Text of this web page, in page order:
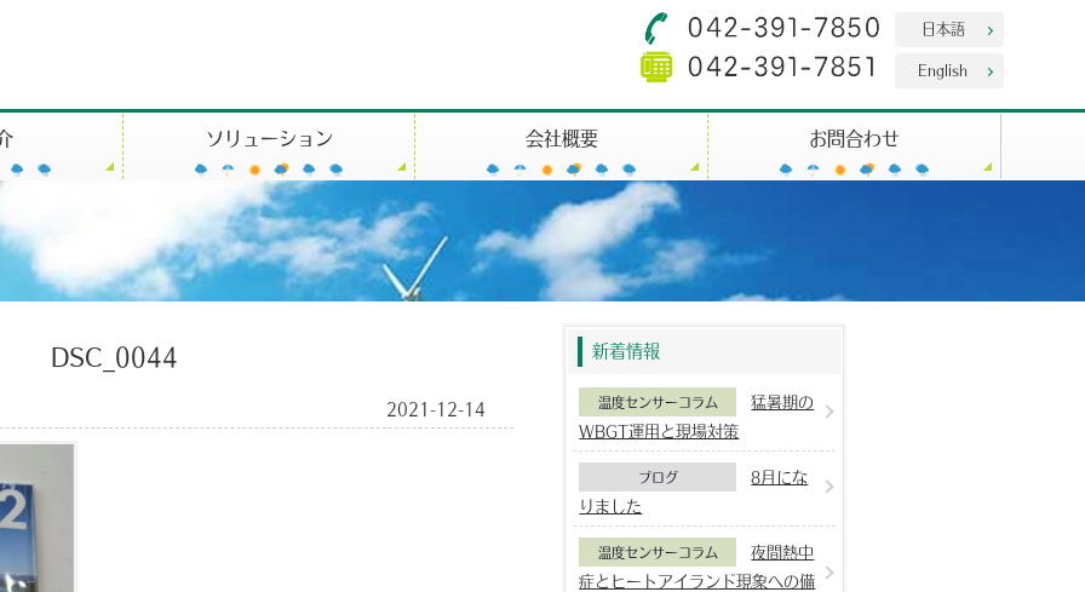
日本語
English
ソリューション 会社概要 お問合わせ
DSC_0044
2021-12-14
新着情報
温度センサーコラム
猛暑期の
WBGT運用と現場対策
ブログ
8月にな
りました
温度センサーコラム
夜間熱中
症とヒートアイランド現象への備